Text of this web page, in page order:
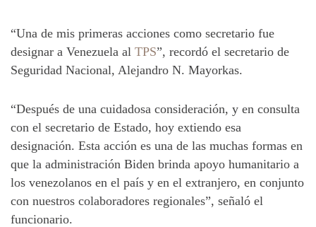
“Una de mis primeras acciones como secretario fue
designar a Venezuela al TPS”, recordó el secretario de
Seguridad Nacional, Alejandro N. Mayorkas.
“Después de una cuidadosa consideración, y en consulta
con el secretario de Estado, hoy extiendo esa
designación. Esta acción es una de las muchas formas en
que la administración Biden brinda apoyo humanitario a
los venezolanos en el país y en el extranjero, en conjunto
con nuestros colaboradores regionales”, señaló el
funcionario.